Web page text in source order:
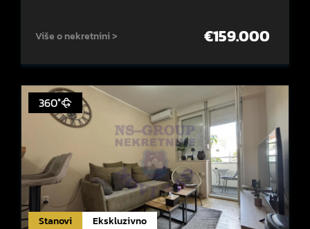
Više o nekretnini > €159.000
Stanovi Ekskluzivno
360°